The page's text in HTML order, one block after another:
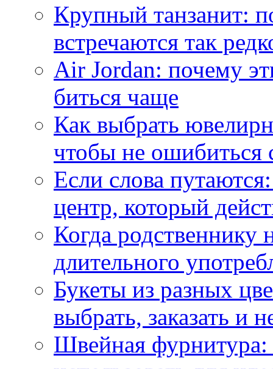
Крупный танзанит:
встречаются так
Air Jordan: почему
биться чаще
Как выбрать
чтобы не ошибиться
Если слова
центр, который
Когда
длительного
Букеты из разных
выбрать, заказать и
Швейная фурнитура: